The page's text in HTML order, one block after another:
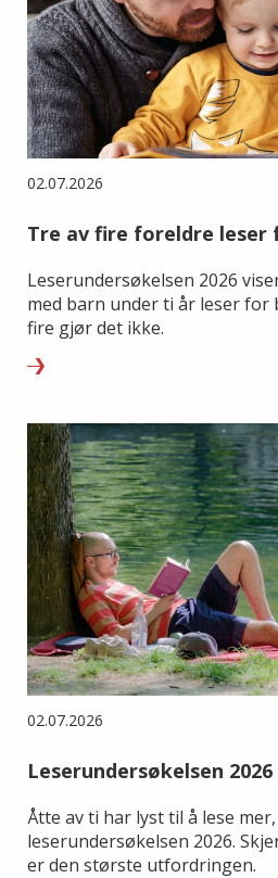
02.07.2026
Tre av fire foreldre leser
Leserundersøkelsen 2026
med barn under ti år leser for
fire gjør det ikke.
02.07.2026
Leserundersøkelsen
Åtte av ti har lyst til å lese
leserundersøkelsen 2026.
er den største utfordringen.